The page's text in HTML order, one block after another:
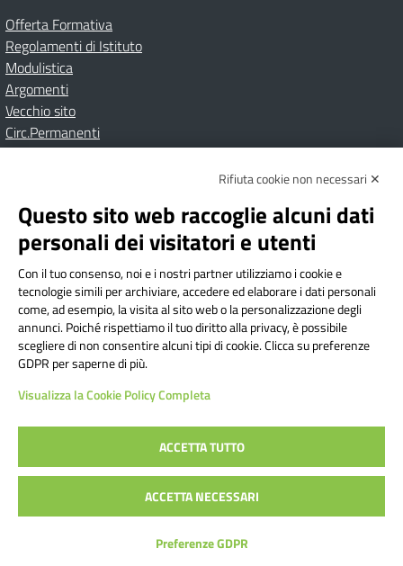
Offerta Formativa
Regolamenti di Istituto
Modulistica
Argomenti
Vecchio sito
Circ.Permanenti
Albo onlinePrivacy Policy
Dichiarazione di accessibilità
Note Legali
Istituto Comprensivo Bricherasio
Via Cesare Bollea n. 3 - 10064 Bricherasio (TO) | P.E.O.:
toic84200d@istruzione.it | P.E.C.:
toic84200d@pec.istruzione.it
Codice Fiscale: 94544620019 | Cod. Meccanografico:
TOIC84200D | Codice IPA: istsc_toic84200d | Codice
Univoco: UFYI9M
Sito web realizzato da AVVALE SPA|Concept & Design by
Designers Italia
Rifiuta cookie non necessari ✕
Questo sito web raccoglie alcuni dati
personali dei visitatori e utenti
Con il tuo consenso, noi e i nostri partner utilizziamo i cookie e
tecnologie simili per archiviare, accedere ed elaborare i dati personali
come, ad esempio, la visita al sito web o la personalizzazione degli
annunci. Poiché rispettiamo il tuo diritto alla privacy, è possibile
scegliere di non consentire alcuni tipi di cookie. Clicca su preferenze
GDPR per saperne di più.
Visualizza la Cookie Policy Completa
ACCETTA TUTTO
ACCETTA NECESSARI
Preferenze GDPR